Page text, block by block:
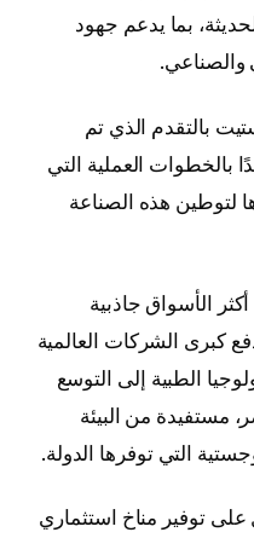
بما يدعم جهود
والصناعي.
بالتقدم الذي تم
بالخطوات العملية التي
لتوطين هذه الصناعة
الأسواق جاذبية
كبرى الشركات العالمية
الطبية إلى التوسع
مستفيدة من البيئة
التي توفرها الدولة.
توفير مناخ استثماري